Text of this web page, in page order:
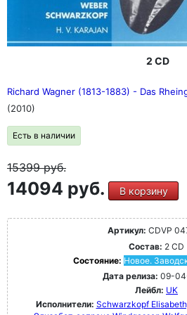
2 CD
Richard Wagner (1813-1883) - Das
(2010)
Есть в наличии
15399руб.
14094 руб. В корзину
Артикул: CDVP
Состав: 2 CD
Состояние: Новое.
Дата релиза: 09-
Лейбл: UK
Исполнители: Schwarzkopf